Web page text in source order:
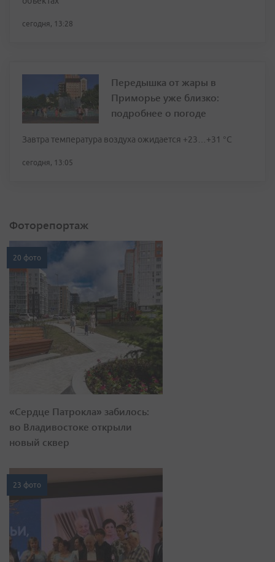
сегодня, 13:28
Передышка от жары в
Приморье уже близко:
подробнее о погоде
Завтра температура воздуха ожидается +23…+31 °C
сегодня, 13:05
Фоторепортаж
20 фото
«Сердце Патрокла» забилось:
во Владивостоке открыли
новый сквер
23 фото